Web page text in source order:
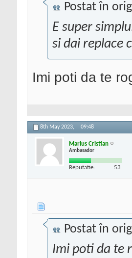
Postat în
E super
si dai replace
Imi poti da te
8th May 2023, 09:48
Marius Cristian
Ambasador
Reputatie: 53
Postat în
Imi poti da te